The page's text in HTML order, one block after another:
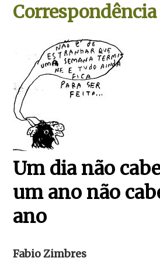
Correspondência
Um dia não
um ano não
ano
Fabio Zimbres